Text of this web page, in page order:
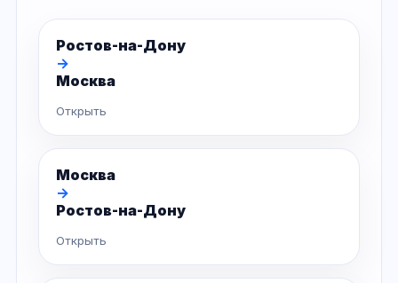
Ростов-на-Дону
→
Москва
Открыть
Москва
→
Ростов-на-Дону
Открыть